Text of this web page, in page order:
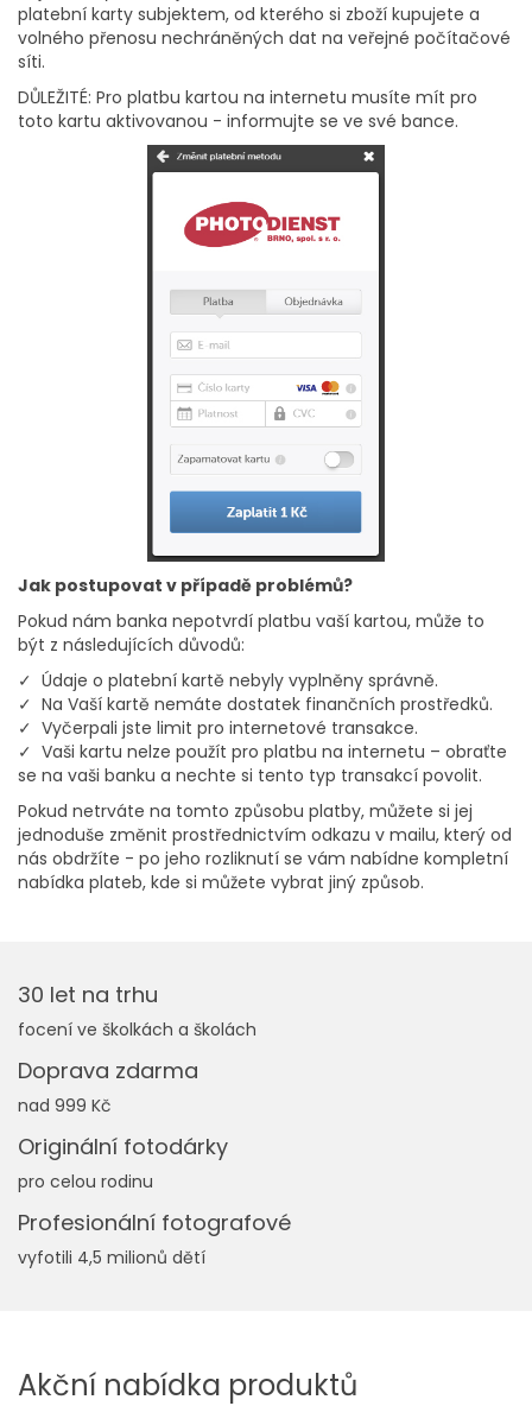
platební karty subjektem, od kterého si zboží kupujete a
volného přenosu nechráněných dat na veřejné počítačové
síti.
DŮLEŽITÉ: Pro platbu kartou na internetu musíte mít pro
toto kartu aktivovanou - informujte se ve své bance.
Jak postupovat v případě problémů?
Pokud nám banka nepotvrdí platbu vaší kartou, může to
být z následujících důvodů:
✓ Údaje o platební kartě nebyly vyplněny správně.
✓ Na Vaší kartě nemáte dostatek finančních prostředků.
✓ Vyčerpali jste limit pro internetové transakce.
✓ Vaši kartu nelze použít pro platbu na internetu – obraťte
se na vaši banku a nechte si tento typ transakcí povolit.
Pokud netrváte na tomto způsobu platby, můžete si jej
jednoduše změnit prostřednictvím odkazu v mailu, který od
nás obdržíte - po jeho rozliknutí se vám nabídne kompletní
nabídka plateb, kde si můžete vybrat jiný způsob.
30 let na trhu
focení ve školkách a školách
Doprava zdarma
nad 999 Kč
Originální fotodárky
pro celou rodinu
Profesionální fotografové
vyfotili 4,5 milionů dětí
Akční nabídka produktů